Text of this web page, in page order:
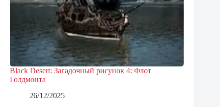
Black Desert: Загадочный рисунок 4: Флот
Голдмонта
26/12/2025